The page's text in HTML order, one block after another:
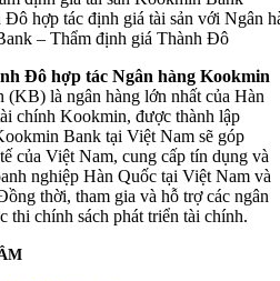
hợp tác định giá tài sản với Ngân
– Thẩm định giá Thành Đô
Đô hợp tác Ngân hàng Kookmin
là ngân hàng lớn nhất của Hàn
chính Kookmin, được thành lập
Bank tại Việt Nam sẽ góp
của Việt Nam, cung cấp tín dụng và
nghiệp Hàn Quốc tại Việt Nam và
thời, tham gia và hỗ trợ các ngân
thi chính sách phát triển tài chính.